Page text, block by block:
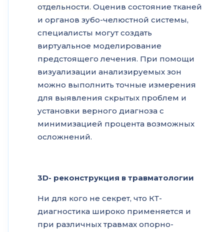
отдельности. Оценив состояние тканей
и органов зубо-челюстной системы,
специалисты могут создать
виртуальное моделирование
предстоящего лечения. При помощи
визуализации анализируемых зон
можно выполнить точные измерения
для выявления скрытых проблем и
установки верного диагноза с
минимизацией процента возможных
осложнений.
3D- реконструкция в травматологии
Ни для кого не секрет, что КТ-
диагностика широко применяется и
при различных травмах опорно-